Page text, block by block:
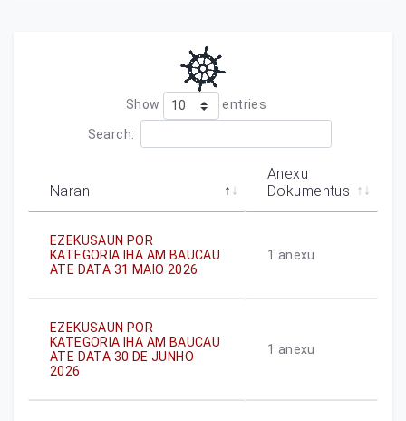
Show entries
Search:
Naran
Anexu
Dokumentus
EZEKUSAUN POR
KATEGORIA IHA AM BAUCAU
ATE DATA 31 MAIO 2026
1 anexu
EZEKUSAUN POR
KATEGORIA IHA AM BAUCAU
ATE DATA 30 DE JUNHO
2026
1 anexu